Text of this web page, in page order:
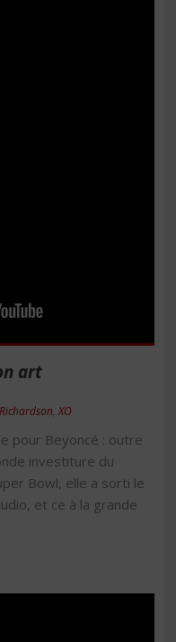
art
XO
pour Beyoncé : outre
investiture du
Bowl, elle a sorti le
et ce à la grande